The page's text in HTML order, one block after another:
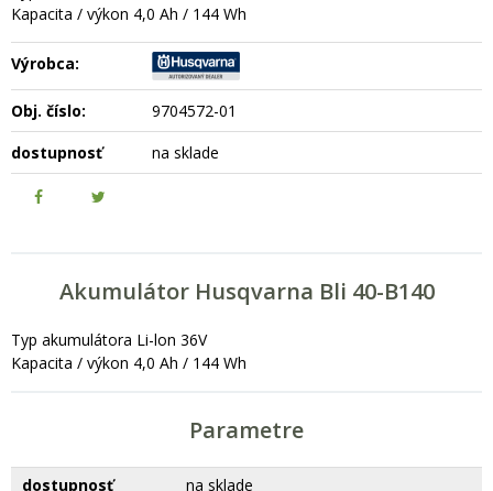
Kapacita / výkon 4,0 Ah / 144 Wh
Výrobca:
Obj. číslo:
9704572-01
dostupnosť
na sklade
Akumulátor Husqvarna Bli 40-B140
Typ akumulátora Li-lon 36V
Kapacita / výkon 4,0 Ah / 144 Wh
Parametre
dostupnosť na sklade